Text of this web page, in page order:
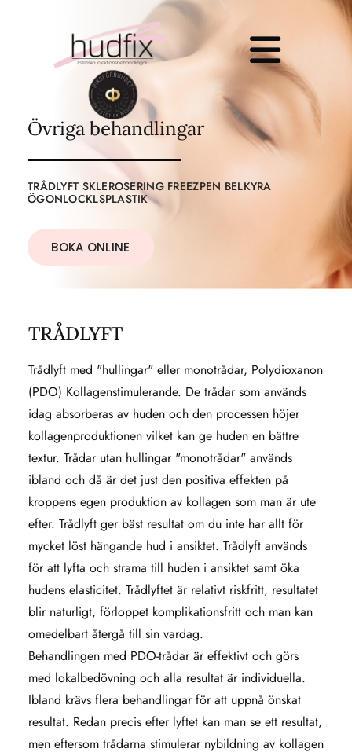
Övriga behandlingar
TRÅDLYFT SKLEROSERING FREEZPEN BELKYRA
ÖGONLOCKLSPLASTIK
BOKA ONLINE
TRÅDLYFT
Trådlyft med "hullingar" eller monotrådar, Polydioxanon
(PDO) Kollagenstimulerande. De trådar som används
idag absorberas av huden och den processen höjer
kollagenproduktionen vilket kan ge huden en bättre
textur. Trådar utan hullingar "monotrådar" används
ibland och då är det just den positiva effekten på
kroppens egen produktion av kollagen som man är ute
efter. Trådlyft ger bäst resultat om du inte har allt för
mycket löst hängande hud i ansiktet. Trådlyft används
för att lyfta och strama till huden i ansiktet samt öka
hudens elasticitet. Trådlyftet är relativt riskfritt, resultatet
blir naturligt, förloppet komplikationsfritt och man kan
omedelbart återgå till sin vardag.
Behandlingen med PDO-trådar är effektivt och görs
med lokalbedövning och alla resultat är individuella.
Ibland krävs flera behandlingar för att uppnå önskat
resultat. Redan precis efter lyftet kan man se ett resultat,
men eftersom trådarna stimulerar nybildning av kollagen